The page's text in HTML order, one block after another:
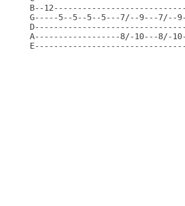
B--
G-----5--5--5--5---7/--9---
A------------------8/-10---8/-